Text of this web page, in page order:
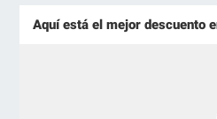
Aquí está el mejor descuento